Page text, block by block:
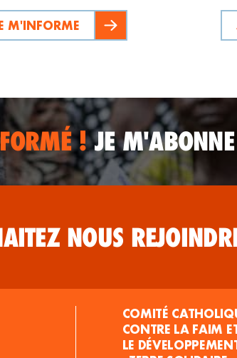
M'INFORME
!JE M'ABONNE
NOUS
COMITÉ
CONTRE LA FAIM
LE